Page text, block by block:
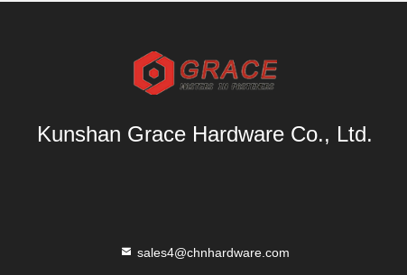
Kunshan Grace Hardware Co., Ltd.
sales4@chnhardware.com